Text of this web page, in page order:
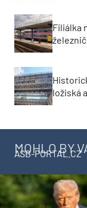
Filiálka
ložiská
MOHLO BY
ASB-PORTAL.CZ